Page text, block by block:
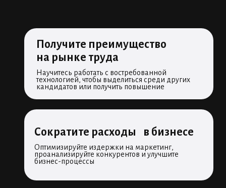
Получите преимущество
на рынке труда
Научитесь работать с востребованной
технологией, чтобы выделиться среди других
кандидатов или получить повышение
Сократите расходы в бизнесе
Оптимизируйте издержки на маркетинг,
проанализируйте конкурентов и улучшите
бизнес-процессы